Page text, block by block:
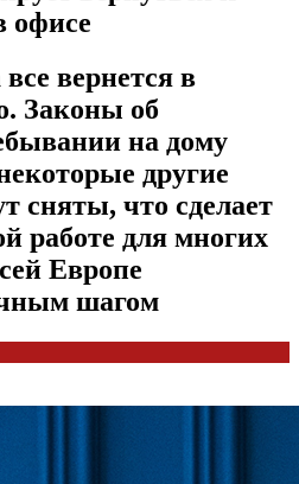
офисе
вернется в
Законы об
на дому
другие
сняты, что сделает
работе для многих
Европе
шагом